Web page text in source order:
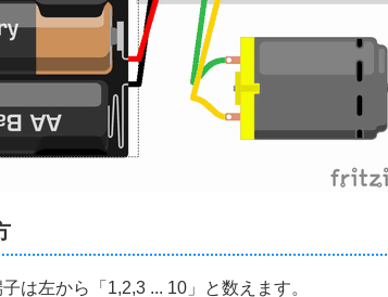
は左から「1,2,3 ... 10」と数えます。